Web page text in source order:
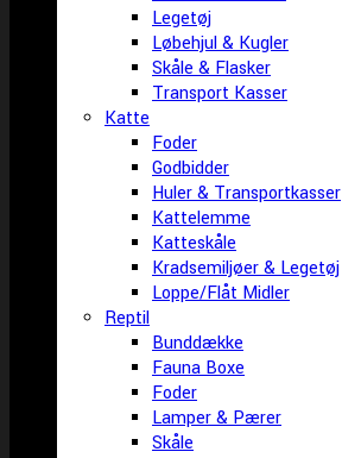
Legetøj
Løbehjul & Kugler
Skåle & Flasker
Transport Kasser
Katte
Foder
Godbidder
Huler & Transportkasser
Kattelemme
Katteskåle
Kradsemiljøer & Legetøj
Loppe/Flåt Midler
Reptil
Bunddække
Fauna Boxe
Foder
Lamper & Pærer
Skåle